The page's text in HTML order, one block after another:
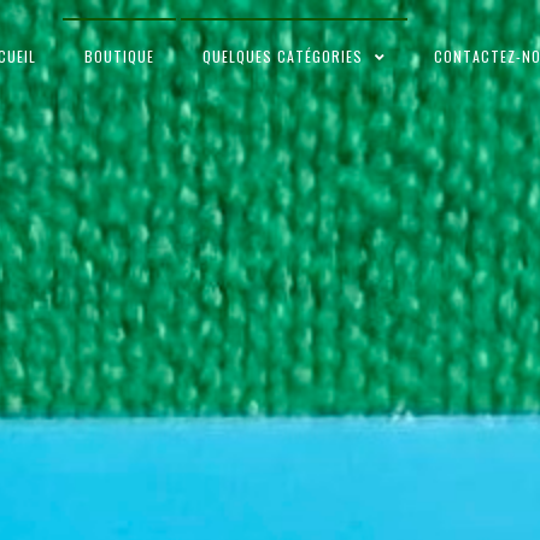
BOUTIQUE QUELQUES CATÉGORIES CONTACTEZ-